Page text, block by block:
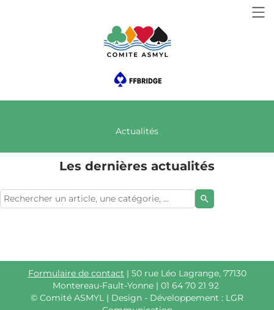
Actualités
Les dernières actualités
search
Formulaire de contact | 50 rue Léo Lagrange, 77130
Montereau-Fault-Yonne | 01 64 70 21 92
© Comité ASMYL | Design - Développement : LGR